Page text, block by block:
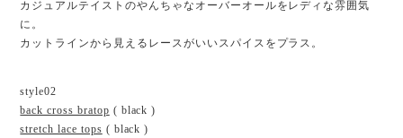
カジュアルテイストのやんちゃなオーバーオールをレディな雰囲気
に。
カットラインから見えるレースがいいスパイスをプラス。
style02
back cross bratop ( black )
stretch lace tops ( black )